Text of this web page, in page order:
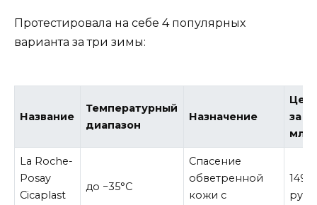
Протестировала на себе 4 популярных
варианта за три зимы:
Название
Температурный
диапазон
Назначение
за
мл
La Roche-
Posay
Cicaplast
до −35°C
Спасение
обветренной
кожи с
1490
руб